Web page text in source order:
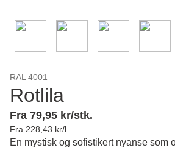
RAL 4001
Rotlila
Fra 79,95 kr/stk.
Fra 228,43 kr/l
En mystisk og sofistikert nyanse som